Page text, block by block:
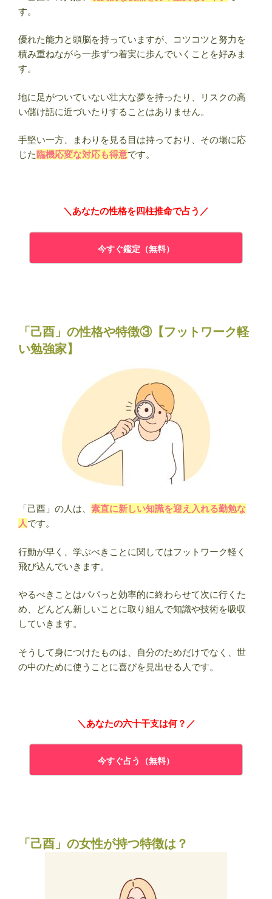
す。
優れた能力と頭脳を持っていますが、コツコツと努力を
積み重ねながら一歩ずつ着実に歩んでいくことを好みま
す。
地に足がついていない壮大な夢を持ったり、リスクの高
い儲け話に近づいたりすることはありません。
手堅い一方、まわりを見る目は持っており、その場に応
じた臨機応変な対応も得意です。
＼あなたの性格を四柱推命で占う／
今すぐ鑑定（無料）
「己酉」の性格や特徴③【フットワーク軽
い勉強家】
「己酉」の人は、 素直に新しい知識を迎え入れる勤勉な
人です。
行動が早く、学ぶべきことに関してはフットワーク軽く
飛び込んでいきます。
やるべきことはパパっと効率的に終わらせて次に行くた
め、どんどん新しいことに取り組んで知識や技術を吸収
していきます。
そうして身につけたものは、自分のためだけでなく、世
の中のために使うことに喜びを見出せる人です。
＼あなたの六十干支は何？／
今すぐ占う（無料）
「己酉」の女性が持つ特徴は？